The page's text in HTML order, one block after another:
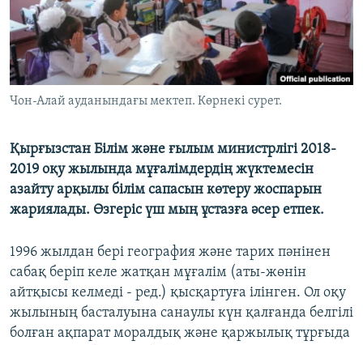
ЖАЗЫЛЫҢЫЗ
Басқа тілдерде
Чон-Алай ауданындағы мектеп. Көрнекі сурет.
Қырғызстан Білім және ғылым министрлігі 2018-
2019 оқу жылында мұғалімдердің жүктемесін
азайту арқылы білім сапасын көтеру жоспарын
жариялады. Өзгеріс үш мың ұстазға әсер етпек.
1996 жылдан бері география және тарих пәнінен
сабақ беріп келе жатқан мұғалім (аты-жөнін
айтқысы келмеді - ред.) қысқартуға ілінген. Ол оқу
жылының басталуына санаулы күн қалғанда белгілі
болған ақпарат моралдық және қаржылық тұрғыда